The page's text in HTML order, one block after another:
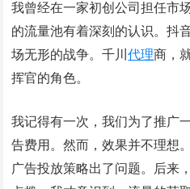
我曾经在一家初创公司担任市
的流量池有着深刻的认识。抖
场无形的战争。千川代理商，
挥官的角色。
我记得有一次，我们为了推广
告费用。然而，效果并不理想
广告投放策略出了问题。后来